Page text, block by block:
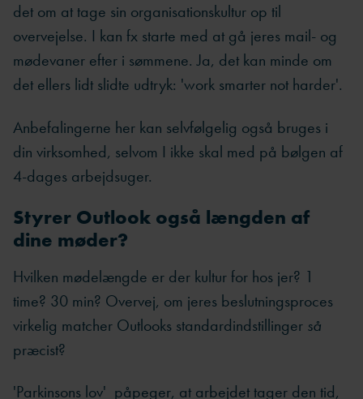
det om at tage sin organisationskultur op til
overvejelse. I kan fx starte med at gå jeres mail- og
mødevaner efter i sømmene. Ja, det kan minde om
det ellers lidt slidte udtryk: 'work smarter not harder'.
Anbefalingerne her kan selvfølgelig også bruges i
din virksomhed, selvom I ikke skal med på bølgen af
4-dages arbejdsuger.
Styrer Outlook også længden af
dine møder?
Hvilken mødelængde er der kultur for hos jer? 1
time? 30 min? Overvej, om jeres beslutningsproces
virkelig matcher Outlooks standardindstillinger så
præcist?
'Parkinsons lov' påpeger, at arbejdet tager den tid,